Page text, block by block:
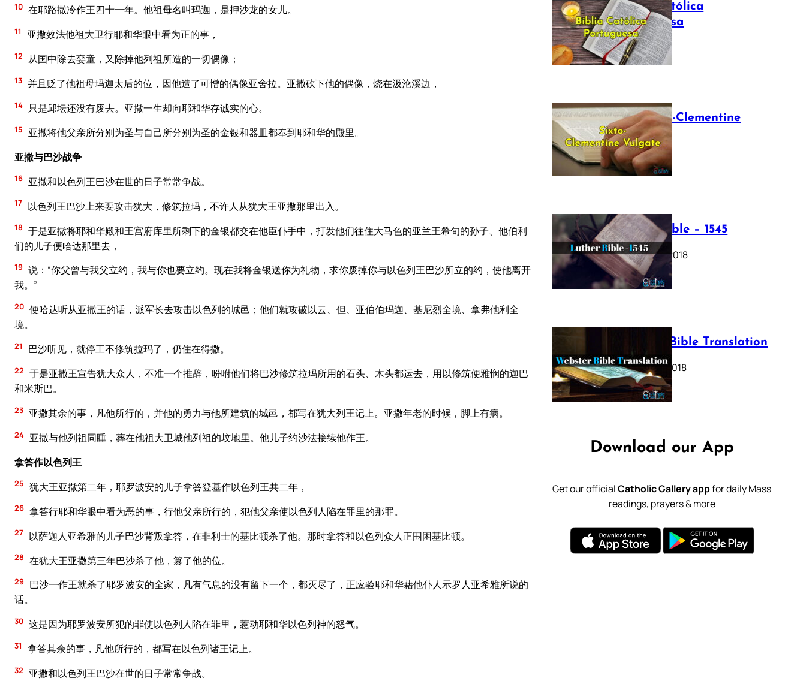
10 在耶路撒冷作王四十一年。他祖母名叫玛迦，是押沙龙的女儿。
11 亚撒效法他祖大卫行耶和华眼中看为正的事，
12 从国中除去娈童，又除掉他列祖所造的一切偶像；
13 并且贬了他祖母玛迦太后的位，因他造了可憎的偶像亚舍拉。亚撒砍下他的偶像，烧在汲沦溪边，
14 只是邱坛还没有废去。亚撒一生却向耶和华存诚实的心。
15
亚撒将他父亲所分别为圣与自己所分别为圣的金银和器皿都奉到耶和华的殿里。
亚撒与巴沙战争
16 亚撒和以色列王巴沙在世的日子常常争战。
17 以色列王巴沙上来要攻击犹大，修筑拉玛，不许人从犹大王亚撒那里出入。
18 于是亚撒将耶和华殿和王宫府库里所剩下的金银都交在他臣仆手中，打发他们往住大马色的亚兰王希旬的孙子、他伯利
们的儿子便哈达那里去，
19 说：“你父曾与我父立约，我与你也要立约。现在我将金银送你为礼物，求你废掉你与以色列王巴沙所立的约，使他离开
我。”
20 便哈达听从亚撒王的话，派军长去攻击以色列的城邑；他们就攻破以云、但、亚伯伯玛迦、基尼烈全境、拿弗他利全
境。
21 巴沙听见，就停工不修筑拉玛了，仍住在得撒。
22 于是亚撒王宣告犹大众人，不准一个推辞，吩咐他们将巴沙修筑拉玛所用的石头、木头都运去，用以修筑便雅悯的迦巴
和米斯巴。
23 亚撒其余的事，凡他所行的，并他的勇力与他所建筑的城邑，都写在犹大列王记上。亚撒年老的时候，脚上有病。
24 亚撒与他列祖同睡，葬在他祖大卫城他列祖的坟地里。他儿子约沙法接续他作王。
拿答作以色列王
25 犹大王亚撒第二年，耶罗波安的儿子拿答登基作以色列王共二年，
26 拿答行耶和华眼中看为恶的事，行他父亲所行的，犯他父亲使以色列人陷在罪里的那罪。
27 以萨迦人亚希雅的儿子巴沙背叛拿答，在非利士的基比顿杀了他。那时拿答和以色列众人正围困基比顿。
28 在犹大王亚撒第三年巴沙杀了他，篡了他的位。
29
巴沙一作王就杀了耶罗波安的全家，凡有气息的没有留下一个，都灭尽了，正应验耶和华藉他仆人示罗人亚希雅所说的
话。
30 这是因为耶罗波安所犯的罪使以色列人陷在罪里，惹动耶和华以色列神的怒气。
31 拿答其余的事，凡他所行的，都写在以色列诸王记上。
32
亚撒和以色列王巴沙在世的日子常常争战。
Bíblia Católica
Portuguesa
July 16, 2025
The Sixto-Clementine
Vulgate
July 12, 2025
Luther Bible – 1545
October 17, 2018
Webster Bible Translation
October 11, 2018
Download our App
Get our officialCatholic Gallery appfor daily Mass
readings, prayers & more